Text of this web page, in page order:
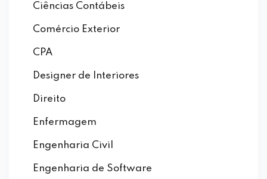
Ciências Contábeis
Comércio Exterior
CPA
Designer de Interiores
Direito
Enfermagem
Engenharia Civil
Engenharia de Software